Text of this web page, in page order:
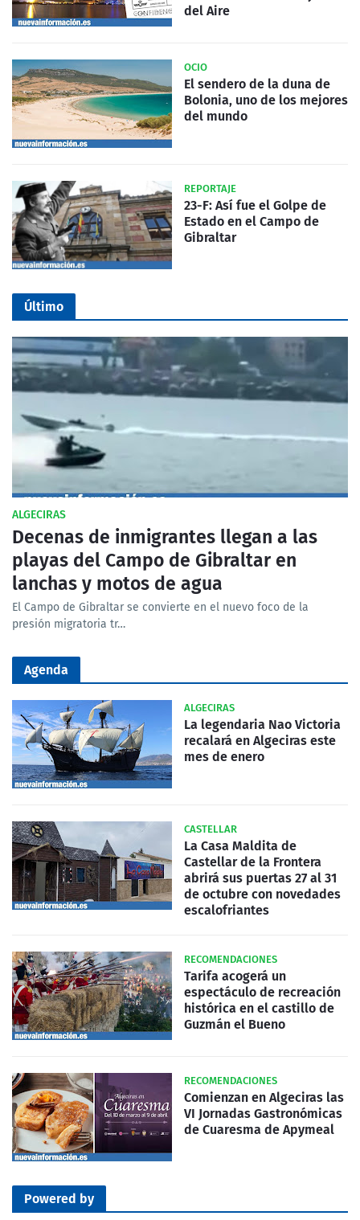
del Aire
OCIO
El sendero de la duna de
Bolonia, uno de los mejores
del mundo
REPORTAJE
23-F: Así fue el Golpe de
Estado en el Campo de
Gibraltar
Último
ALGECIRAS
Decenas de inmigrantes llegan a las
playas del Campo de Gibraltar en
lanchas y motos de agua
El Campo de Gibraltar se convierte en el nuevo foco de la
presión migratoria tr…
Agenda
ALGECIRAS
La legendaria Nao Victoria
recalará en Algeciras este
mes de enero
CASTELLAR
La Casa Maldita de
Castellar de la Frontera
abrirá sus puertas 27 al 31
de octubre con novedades
escalofriantes
RECOMENDACIONES
Tarifa acogerá un
espectáculo de recreación
histórica en el castillo de
Guzmán el Bueno
RECOMENDACIONES
Comienzan en Algeciras las
VI Jornadas Gastronómicas
de Cuaresma de Apymeal
Powered by